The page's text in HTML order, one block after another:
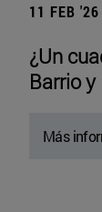
11 FEB '26
¿Un
Barrio
Más